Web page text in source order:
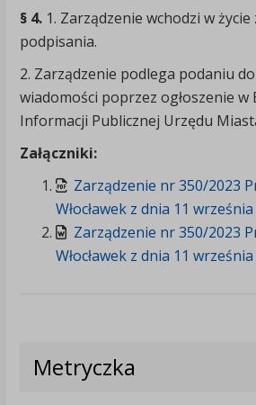
§ 4.1. Zarządzenie wchodzi w życie
podpisania.
2. Zarządzenie podlega podaniu
wiadomości poprzez ogłoszenie w
Informacji Publicznej Urzędu
Załączniki:
Zarządzenie nr 350/2023
Włocławek z dnia 11
Zarządzenie nr 350/2023
Włocławek z dnia 11
Metryczka